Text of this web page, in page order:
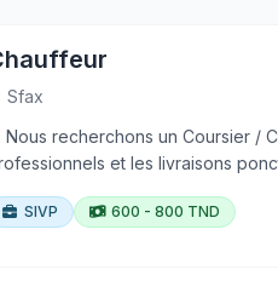
Sfax
recherchons un Coursier /
et les livraisons
SIVP 600 - 800 TND